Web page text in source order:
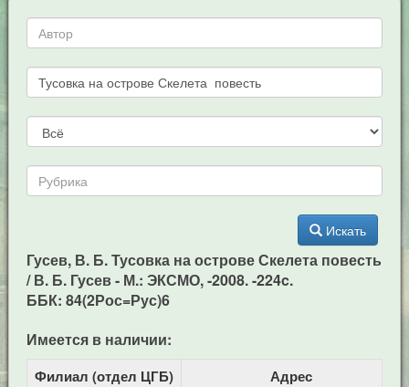
Искать
Гусев, В. Б. Тусовка на острове Скелета повесть
/ В. Б. Гусев - М.: ЭКСМО, -2008. -224c.
ББК: 84(2Рос=Рус)6
Имеется в наличии:
Филиал (отдел ЦГБ) Адрес